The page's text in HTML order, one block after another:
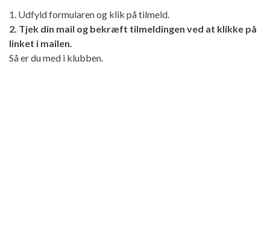
1. Udfyld formularen og klik på tilmeld.
2. Tjek din mail og bekræft tilmeldingen ved at klikke på
linket i mailen.
Så er du med i klubben.